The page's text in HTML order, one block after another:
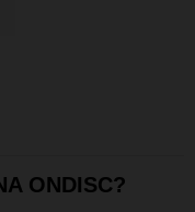
ONDISC?